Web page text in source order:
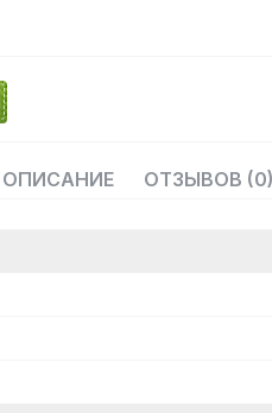
ОПИСАНИЕ ОТЗЫВОВ (0)